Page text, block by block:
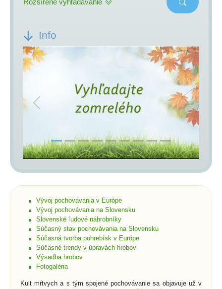
Rozšírené vyhľadávanie
Info
Previous Next
Vývoj pochovávania v Európe
Vývoj pochovávania na Slovensku
Slovenské ľudové náhrobníky
Súčasný stav pochovávania na Slovensku
Súčasná tvorba pohrebísk v Európe
Súčasné trendy v úpravách hrobov
Výsadba hrobov
Fotogaléria
Kult mŕtvych a s tým spojené pochovávanie sa objavuje už v